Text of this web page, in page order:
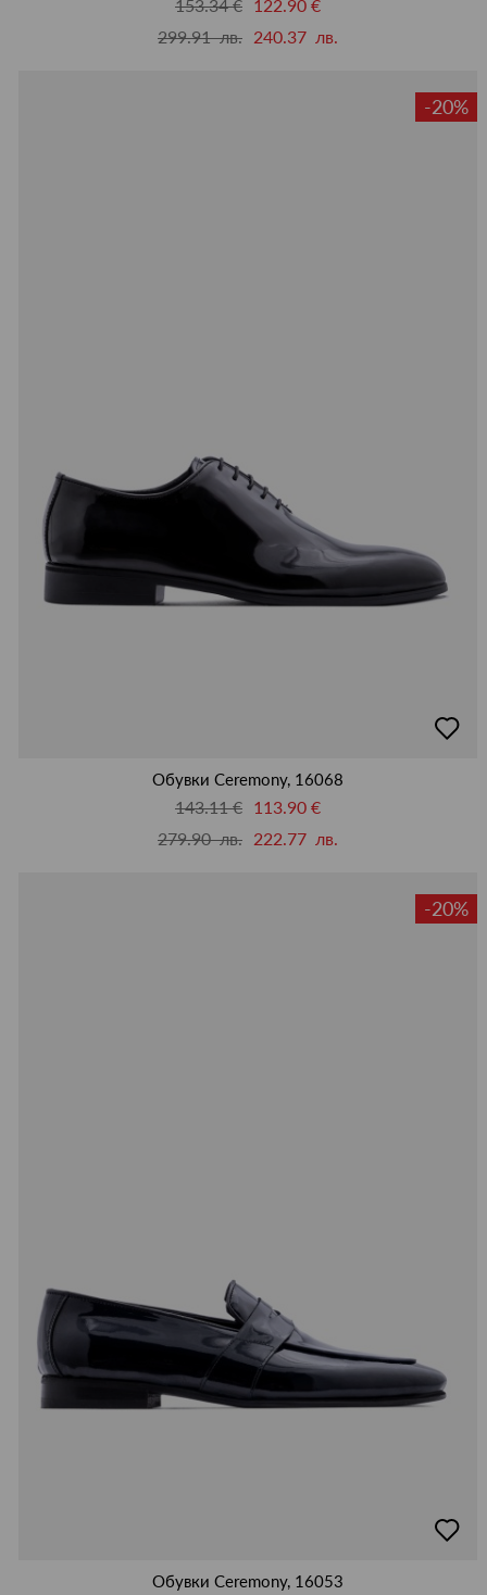
153.34 € 122.90 €
299.91 лв. 240.37 лв.
-20%
в
Обувки Ceremony, 16068
143.11 € 113.90 €
279.90 лв. 222.77 лв.
-20%
в
Обувки Ceremony, 16053